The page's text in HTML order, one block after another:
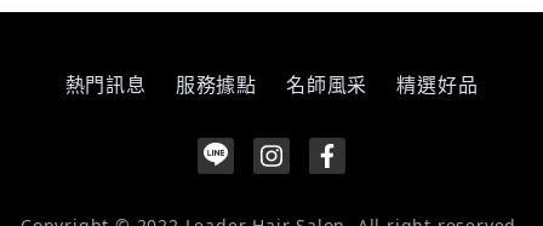
熱門訊息 服務據點 名師風采 精選好品